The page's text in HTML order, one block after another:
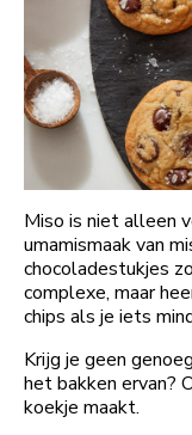
Miso is niet alleen
umamismaak van
chocoladestukjes
complexe, maar
chips als je iets
Krijg je geen
het bakken ervan?
koekje maakt.